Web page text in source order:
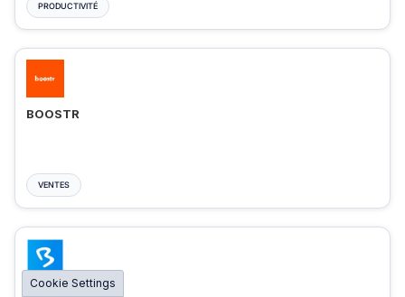
PRODUCTIVITÉ
BOOSTR
VENTES
BIGMARKER
Cookie Settings